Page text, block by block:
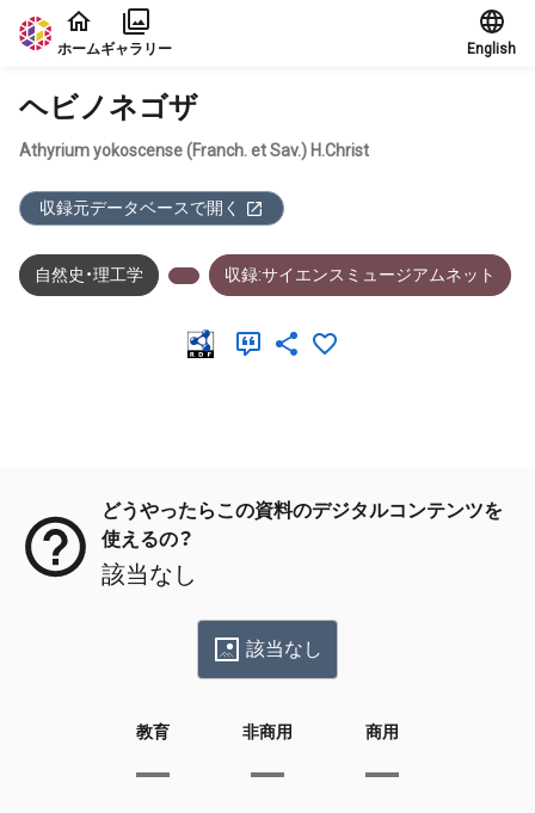
本文に飛ぶ
ホームギャラリー English
ヘビノネゴザ
Athyrium yokoscense (Franch. et Sav.) H.Christ
収録元データベースで開く
自然史・理工学 収録:サイエンスミュージアムネット
どうやったらこの資料のデジタルコンテンツを
使えるの？
該当なし
該当なし
教育 非商用 商用